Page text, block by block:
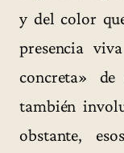
y del color
presencia
concreta»
también
obstante,